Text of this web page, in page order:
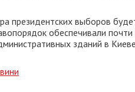
президентских выборов
обеспечивали
зданий в